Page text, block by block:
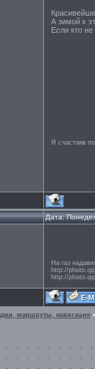
А зимой к
Если кто
Я счастлив
Дата:
На газ
http://
http://
маршруты, навигация »